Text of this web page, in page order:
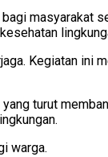
masyarakat
Kegiatan ini
turut
warga.